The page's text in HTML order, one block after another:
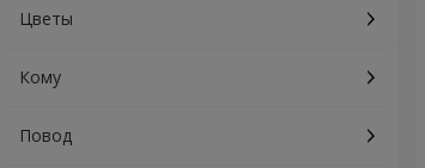
Цветы
Кому
Повод